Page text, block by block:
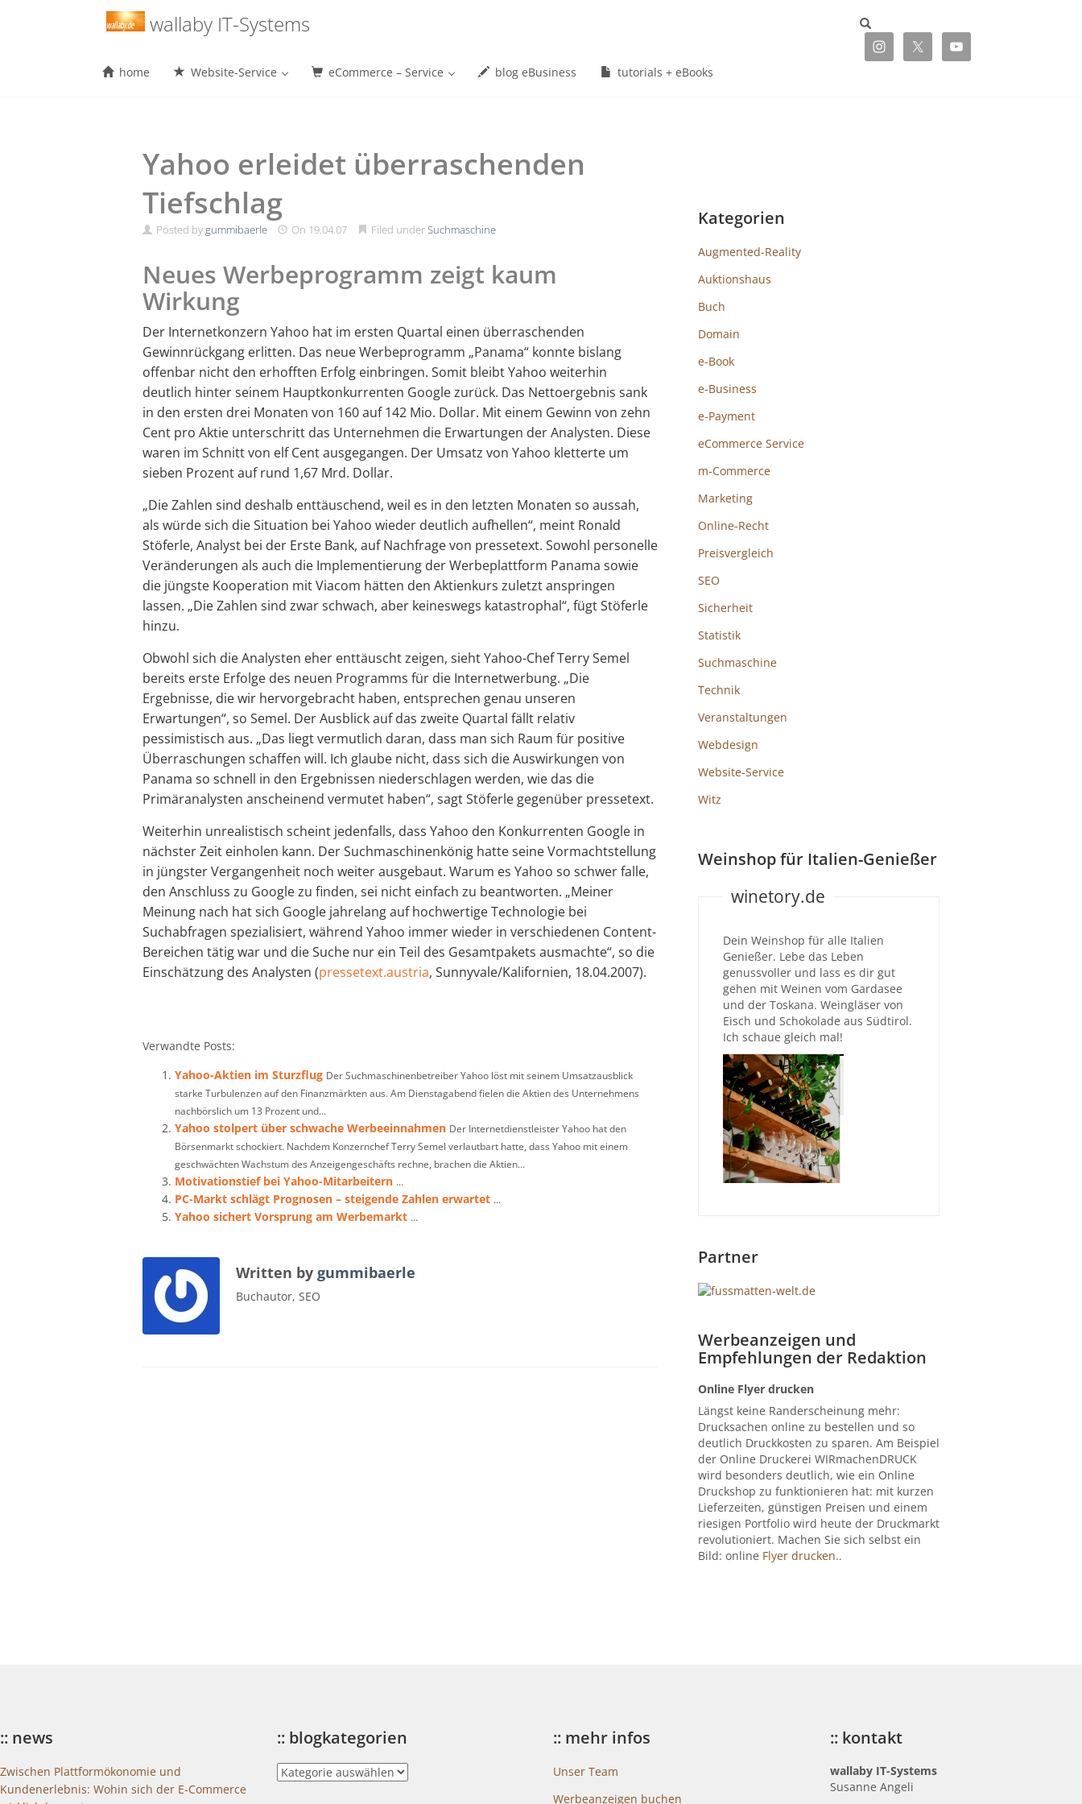
wallaby IT-Systems
Menu
home Website-Service eCommerce – Service blog eBusiness tutorials + eBooks
Yahoo erleidet überraschenden
Tiefschlag
Posted bygummibaerle On 19.04.07 Filed underSuchmaschine
Neues Werbeprogramm zeigt kaum
Wirkung
Der Internetkonzern Yahoo hat im ersten Quartal einen überraschenden
Gewinnrückgang erlitten. Das neue Werbeprogramm „Panama“ konnte bislang
offenbar nicht den erhofften Erfolg einbringen. Somit bleibt Yahoo weiterhin
deutlich hinter seinem Hauptkonkurrenten Google zurück. Das Nettoergebnis sank
in den ersten drei Monaten von 160 auf 142 Mio. Dollar. Mit einem Gewinn von zehn
Cent pro Aktie unterschritt das Unternehmen die Erwartungen der Analysten. Diese
waren im Schnitt von elf Cent ausgegangen. Der Umsatz von Yahoo kletterte um
sieben Prozent auf rund 1,67 Mrd. Dollar.
„Die Zahlen sind deshalb enttäuschend, weil es in den letzten Monaten so aussah,
als würde sich die Situation bei Yahoo wieder deutlich aufhellen“, meint Ronald
Stöferle, Analyst bei der Erste Bank, auf Nachfrage von pressetext. Sowohl personelle
Veränderungen als auch die Implementierung der Werbeplattform Panama sowie
die jüngste Kooperation mit Viacom hätten den Aktienkurs zuletzt anspringen
lassen. „Die Zahlen sind zwar schwach, aber keineswegs katastrophal“, fügt Stöferle
hinzu.
Obwohl sich die Analysten eher enttäuscht zeigen, sieht Yahoo-Chef Terry Semel
bereits erste Erfolge des neuen Programms für die Internetwerbung. „Die
Ergebnisse, die wir hervorgebracht haben, entsprechen genau unseren
Erwartungen“, so Semel. Der Ausblick auf das zweite Quartal fällt relativ
pessimistisch aus. „Das liegt vermutlich daran, dass man sich Raum für positive
Überraschungen schaffen will. Ich glaube nicht, dass sich die Auswirkungen von
Panama so schnell in den Ergebnissen niederschlagen werden, wie das die
Primäranalysten anscheinend vermutet haben“, sagt Stöferle gegenüber pressetext.
Weiterhin unrealistisch scheint jedenfalls, dass Yahoo den Konkurrenten Google in
nächster Zeit einholen kann. Der Suchmaschinenkönig hatte seine Vormachtstellung
in jüngster Vergangenheit noch weiter ausgebaut. Warum es Yahoo so schwer falle,
den Anschluss zu Google zu finden, sei nicht einfach zu beantworten. „Meiner
Meinung nach hat sich Google jahrelang auf hochwertige Technologie bei
Suchabfragen spezialisiert, während Yahoo immer wieder in verschiedenen Content-
Bereichen tätig war und die Suche nur ein Teil des Gesamtpakets ausmachte“, so die
Einschätzung des Analysten (pressetext.austria, Sunnyvale/Kalifornien, 18.04.2007).
Verwandte Posts:
Yahoo-Aktien im Sturzflug Der Suchmaschinenbetreiber Yahoo löst mit seinem Umsatzausblick
starke Turbulenzen auf den Finanzmärkten aus. Am Dienstagabend fielen die Aktien des Unternehmens
nachbörslich um 13 Prozent und...
Yahoo stolpert über schwache Werbeeinnahmen Der Internetdienstleister Yahoo hat den
Börsenmarkt schockiert. Nachdem Konzernchef Terry Semel verlautbart hatte, dass Yahoo mit einem
geschwächten Wachstum des Anzeigengeschäfts rechne, brachen die Aktien...
Motivationstief bei Yahoo-Mitarbeitern ...
PC-Markt schlägt Prognosen – steigende Zahlen erwartet ...
Yahoo sichert Vorsprung am Werbemarkt ...
Written by gummibaerle
Buchautor, SEO
Kategorien
Augmented-Reality
Auktionshaus
Buch
Domain
e-Book
e-Business
e-Payment
eCommerce Service
m-Commerce
Marketing
Online-Recht
Preisvergleich
SEO
Sicherheit
Statistik
Suchmaschine
Technik
Veranstaltungen
Webdesign
Website-Service
Witz
Weinshop für Italien-Genießer
winetory.de
Dein Weinshop für alle Italien
Genießer. Lebe das Leben
genussvoller und lass es dir gut
gehen mit Weinen vom Gardasee
und der Toskana. Weingläser von
Eisch und Schokolade aus Südtirol.
Ich schaue gleich mal!
Partner
Werbeanzeigen und
Empfehlungen der Redaktion
Online Flyer drucken
Längst keine Randerscheinung mehr:
Drucksachen online zu bestellen und so
deutlich Druckkosten zu sparen. Am Beispiel
der Online Druckerei WIRmachenDRUCK
wird besonders deutlich, wie ein Online
Druckshop zu funktionieren hat: mit kurzen
Lieferzeiten, günstigen Preisen und einem
riesigen Portfolio wird heute der Druckmarkt
revolutioniert. Machen Sie sich selbst ein
Bild: online Flyer drucken..
:: news
Zwischen Plattformökonomie und
Kundenerlebnis: Wohin sich der E-Commerce
:: blogkategorien
::
blogkategorien
:: mehr infos
Unser Team
Werbeanzeigen buchen
:: kontakt
wallaby IT-Systems
Susanne Angeli